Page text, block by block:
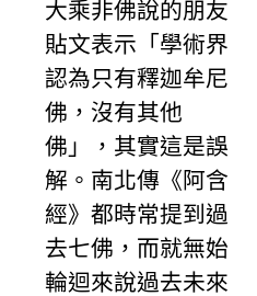
大乘非佛說的朋友
貼文表示「學術界
認為只有釋迦牟尼
佛，沒有其他
佛」，其實這是誤
解。南北傳《阿含
經》都時常提到過
去七佛，而就無始
輪迴來說過去未來